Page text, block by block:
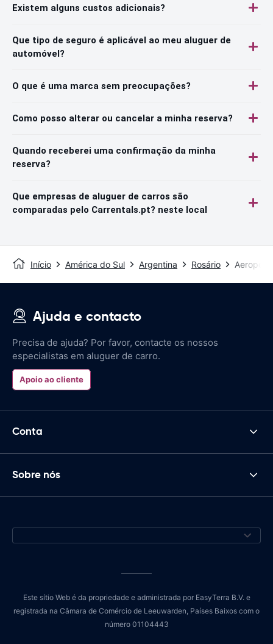
Existem alguns custos adicionais?
Que tipo de seguro é aplicável ao meu aluguer de
automóvel?
O que é uma marca sem preocupações?
Como posso alterar ou cancelar a minha reserva?
Quando receberei uma confirmação da minha
reserva?
Que empresas de aluguer de carros são
comparadas pelo Carrentals.pt? neste local
Início América do Sul Argentina Rosário
Ajuda e contacto
Precisa de ajuda? Por favor, contacte os nossos
especialistas em aluguer de carro.
Apoio ao cliente
Conta
Sobre nós
Este sítio Web é da propriedade e administrada por EasyTerra B.V. e
registrada na Câmara de Comércio de Leeuwarden, Países Baixos com o
número 01104443